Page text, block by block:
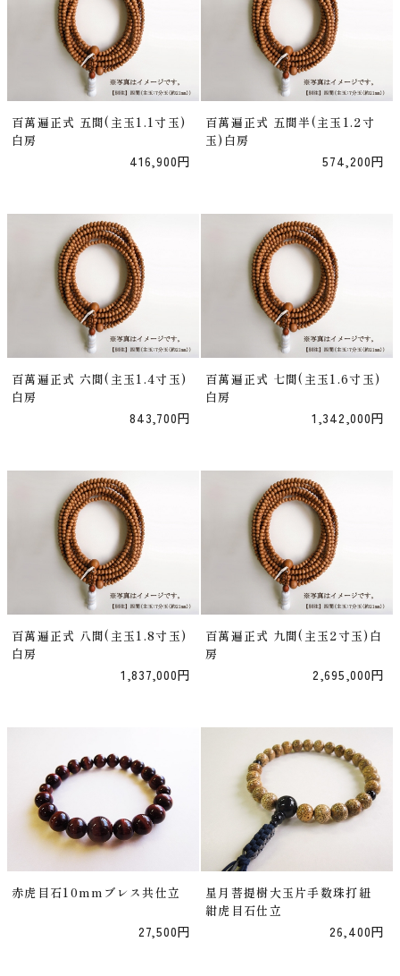
百萬遍正式 五間(主玉1.1寸玉)
白房
416,900円
百萬遍正式 五間半(主玉1.2寸
玉)白房
574,200円
百萬遍正式 六間(主玉1.4寸玉)
白房
843,700円
百萬遍正式 七間(主玉1.6寸玉)
白房
1,342,000円
百萬遍正式 八間(主玉1.8寸玉)
白房
1,837,000円
百萬遍正式 九間(主玉2寸玉)白
房
2,695,000円
赤虎目石10mmブレス共仕立
27,500円
星月菩提樹大玉片手数珠打紐
紺虎目石仕立
26,400円